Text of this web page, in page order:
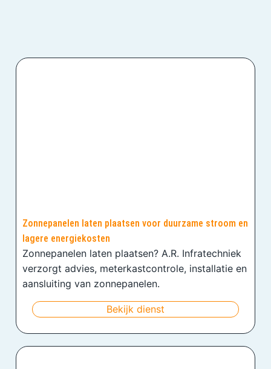
Zonnepanelen laten plaatsen voor duurzame stroom en
lagere energiekosten
Zonnepanelen laten plaatsen? A.R. Infratechniek
verzorgt advies, meterkastcontrole, installatie en
aansluiting van zonnepanelen.
Bekijk dienst